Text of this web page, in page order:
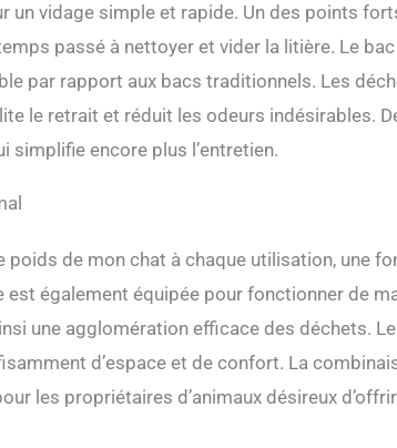
un vidage simple et rapide. Un des points
passé à nettoyer et vider la litière. Le
par rapport aux bacs traditionnels. Les
le retrait et réduit les odeurs indésirables.
encore plus l’entretien.
poids de mon chat à chaque utilisation, une
également équipée pour fonctionner de
une agglomération efficace des déchets.
d’espace et de confort. La
les propriétaires d’animaux désireux